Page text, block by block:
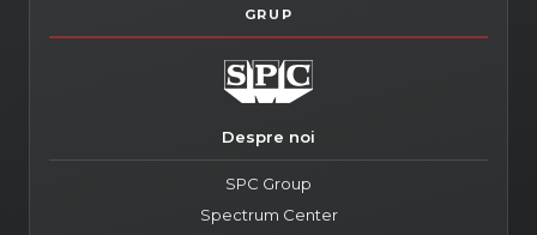
Despre noi
SPC Group
Spectrum Center